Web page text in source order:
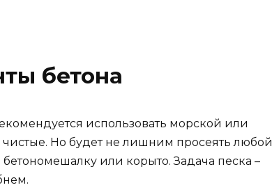
бетона
использовать морской или
чистые. Но будет не лишним просеять любой
или корыто. Задача песка –